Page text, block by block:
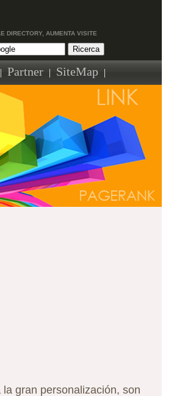
DIRECTORY, AUMENTA VISITE
| Partner | SiteMap |
gran personalización, son